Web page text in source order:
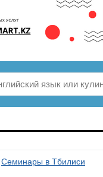
Семинары в Тбилиси